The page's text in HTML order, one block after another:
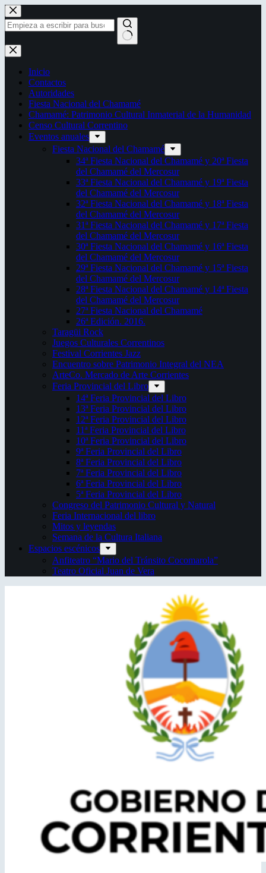
Saltar
al
contenido
Sin
resultados
Inicio
Contactos
Autoridades
Fiesta Nacional del Chamamé
Chamamé: Patrimonio Cultural Inmaterial de la Humanidad
Censo Cultural Correntino
Eventos anuales
Fiesta Nacional del Chamamé
34ª Fiesta Nacional del Chamamé y 20ª Fiesta
del Chamamé del Mercosur
33ª Fiesta Nacional del Chamamé y 19ª Fiesta
del Chamamé del Mercosur
32ª Fiesta Nacional del Chamamé y 18ª Fiesta
del Chamamé del Mercosur
31ª Fiesta Nacional del Chamamé y 17ª Fiesta
del Chamamé del Mercosur
30ª Fiesta Nacional del Chamamé y 16ª Fiesta
del Chamamé del Mercosur
29ª Fiesta Nacional del Chamamé y 15ª Fiesta
del Chamamé del Mercosur
28ª Fiesta Nacional del Chamamé y 14ª Fiesta
del Chamamé del Mercosur
27ª Fiesta Nacional del Chamamé
26ª Edición. 2016.
Taragüi Rock
Juegos Culturales Correntinos
Festival Corrientes Jazz
Encuentro sobre Patrimonio Integral del NEA
ArteCo. Mercado de Arte Corrientes
Feria Provincial del Libro
14ª Feria Provincial del Libro
13ª Feria Provincial del Libro
12ª Feria Provincial del Libro
11ª Feria Provincial del Libro
10ª Feria Provincial del Libro
9ª Feria Provincial del Libro
8ª Feria Provincial del Libro
7ª Feria Provincial del Libro
6ª Feria Provincial del Libro
5ª Feria Provincial del Libro
Congreso del Patrimonio Cultural y Natural
Feria Internacional del libro
Mitos y leyendas
Semana de la Cultura Italiana
Espacios escénicos
Anfiteatro “Mario del Tránsito Cocomarola”
Teatro Oficial Juan de Vera